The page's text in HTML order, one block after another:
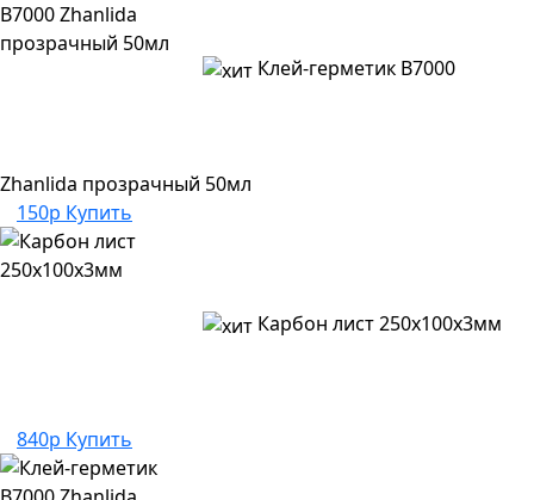
Клей-герметик B7000
Zhanlida прозрачный 50мл
150р Купить
Карбон лист 250х100х3мм
840р Купить